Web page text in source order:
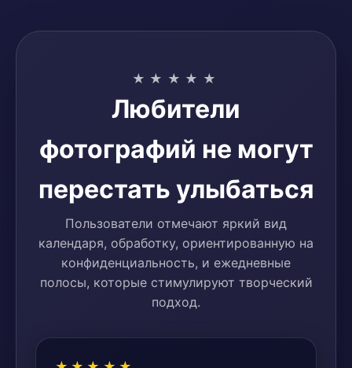
★★★★★
Любители
фотографий не могут
перестать улыбаться
Пользователи отмечают яркий вид
календаря, обработку, ориентированную на
конфиденциальность, и ежедневные
полосы, которые стимулируют творческий
подход.